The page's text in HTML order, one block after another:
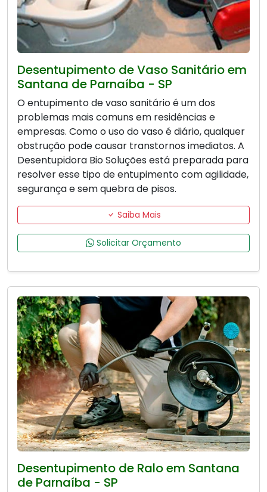
Desentupimento de Vaso Sanitário em
Santana de Parnaíba - SP
O entupimento de vaso sanitário é um dos
problemas mais comuns em residências e
empresas. Como o uso do vaso é diário, qualquer
obstrução pode causar transtornos imediatos. A
Desentupidora Bio Soluções está preparada para
resolver esse tipo de entupimento com agilidade,
segurança e sem quebra de pisos.
Saiba Mais
Solicitar Orçamento
Desentupimento de Ralo em Santana
de Parnaíba - SP